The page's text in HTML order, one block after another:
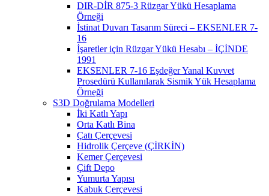
DIR-DİR 875-3 Rüzgar Yükü Hesaplama
Örneği
İstinat Duvarı Tasarım Süreci – EKSENLER 7-
16
İşaretler için Rüzgar Yükü Hesabı – İÇİNDE
1991
EKSENLER 7-16 Eşdeğer Yanal Kuvvet
Prosedürü Kullanılarak Sismik Yük Hesaplama
Örneği
S3D Doğrulama Modelleri
İki Katlı Yapı
Orta Katlı Bina
Çatı Çerçevesi
Hidrolik Çerçeve (ÇİRKİN)
Kemer Çerçevesi
Çift Depo
Yumurta Yapısı
Kabuk Çerçevesi